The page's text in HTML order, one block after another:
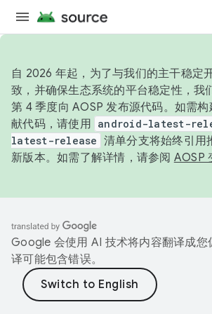
自 2026 年起，为了与我们的主干稳定
致，并确保生态系统的平台稳定性，我
第 4 季度向 AOSP 发布源代码。如需
献代码，请使用 android-latest-
latest-release 清单分支将始终引用
新版本。如需了解详情，请参阅 AOSP
Google 会使用 AI 技术将内容翻译成您
译可能包含错误。